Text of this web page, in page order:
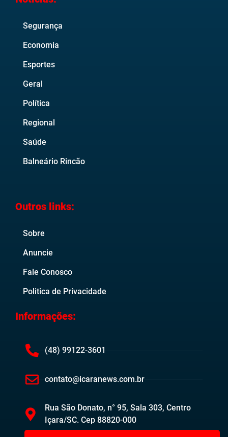
Segurança
Economia
Esportes
Geral
Política
Regional
Saúde
Balneário Rincão
Outros links:
Sobre
Anuncie
Fale Conosco
Politica de Privacidade
Informações:
(48) 99122-3601
contato@icaranews.com.br
Rua São Donato, n° 95, Sala 303, Centro
Içara/SC. Cep 88820-000